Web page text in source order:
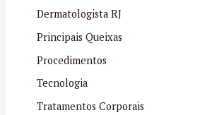
Dermatologista RJ
Principais Queixas
Procedimentos
Tecnologia
Tratamentos Corporais